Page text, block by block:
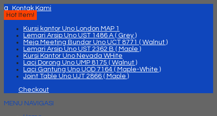
q
Kontak Kami
Hot Item!
Kursi kantor Uno London MAP 1
Lemari Arsip Uno UST 1486 A ( Grey )
Meja Meeting Bundar Uno UCT 8771 ( Walnut )
Lemari Arsip Uno UST 2362 B ( Maple )
Kursi Kantor Uno Nevada WHite
Laci Dorong Uno UMP 8175 ( Walnut )
Laci Gantung Uno UOD 7164 ( Maple-White )
Joint Table Uno UJT 2866 ( Maple )
Checkout
MENU NAVIGASI